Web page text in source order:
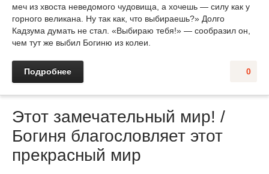
меч из хвоста неведомого чудовища, а хочешь — силу как у
горного великана. Ну так как, что выбираешь?» Долго
Кадзума думать не стал. «Выбираю тебя!» — сообразил он,
чем тут же выбил Богиню из колеи.
0
Подробнее
Этот замечательный мир! /
Богиня благословляет этот
прекрасный мир